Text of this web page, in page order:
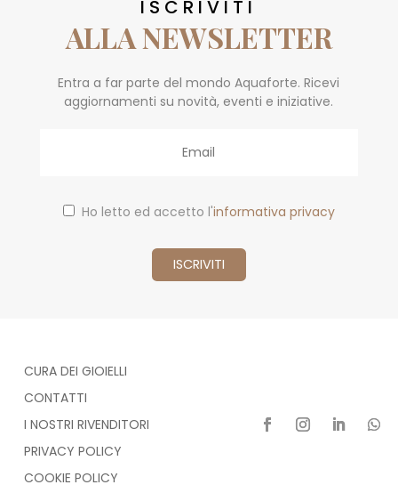
ISCRIVITI
ALLA NEWSLETTER
Entra a far parte del mondo Aquaforte. Ricevi
aggiornamenti su novità, eventi e iniziative.
Ho letto ed accetto l'informativa privacy
CURA DEI GIOIELLI
CONTATTI
I NOSTRI RIVENDITORI
PRIVACY POLICY
COOKIE POLICY